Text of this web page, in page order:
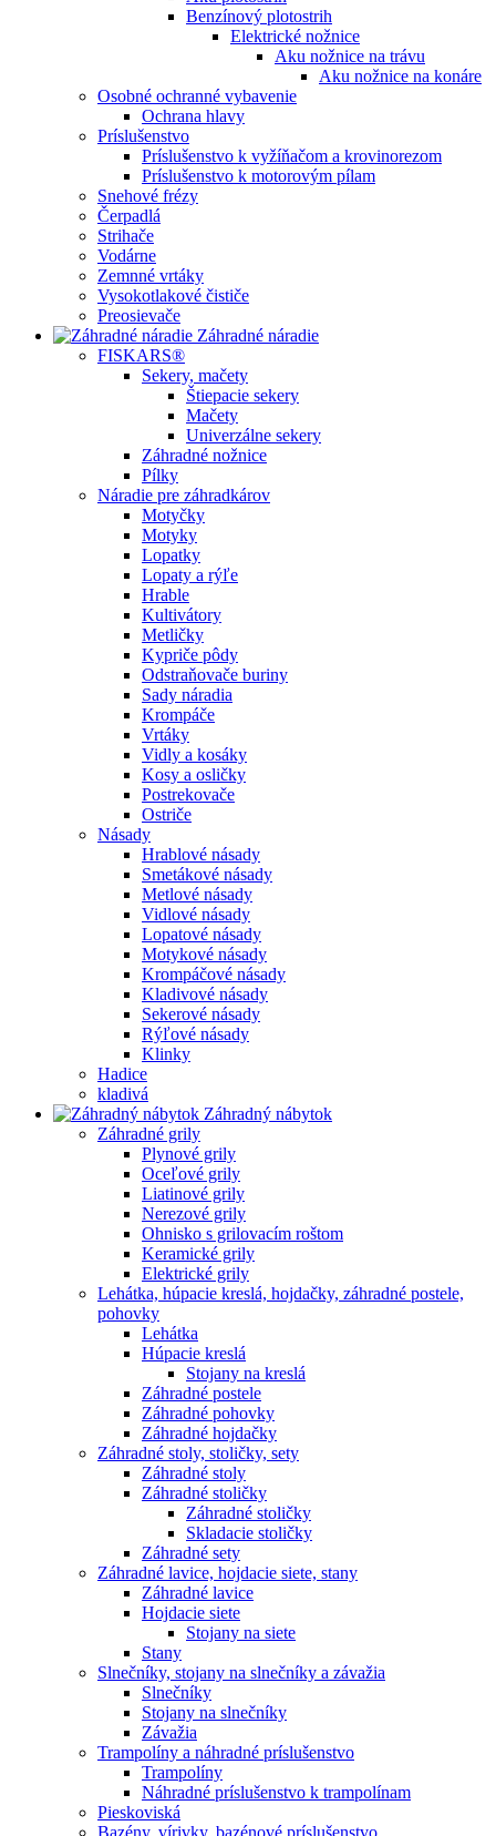
Benzínový plotostrih
Elektrické nožnice
Aku nožnice na trávu
Aku nožnice na konáre
Osobné ochranné vybavenie
Ochrana hlavy
Príslušenstvo
Príslušenstvo k vyžíňačom a krovinorezom
Príslušenstvo k motorovým pílam
Snehové frézy
Čerpadlá
Strihače
Vodárne
Zemnné vrtáky
Vysokotlakové čističe
Preosievače
Záhradné náradie
FISKARS®
Sekery, mačety
Štiepacie sekery
Mačety
Univerzálne sekery
Záhradné nožnice
Pílky
Náradie pre záhradkárov
Motyčky
Motyky
Lopatky
Lopaty a rýľe
Hrable
Kultivátory
Metličky
Kypriče pôdy
Odstraňovače buriny
Sady náradia
Krompáče
Vrtáky
Vidly a kosáky
Kosy a osličky
Postrekovače
Ostriče
Násady
Hrablové násady
Smetákové násady
Metlové násady
Vidlové násady
Lopatové násady
Motykové násady
Krompáčové násady
Kladivové násady
Sekerové násady
Rýľové násady
Klinky
Hadice
kladivá
Záhradný nábytok
Záhradné grily
Plynové grily
Oceľové grily
Liatinové grily
Nerezové grily
Ohnisko s grilovacím roštom
Keramické grily
Elektrické grily
Lehátka, húpacie kreslá, hojdačky, záhradné postele,
pohovky
Lehátka
Húpacie kreslá
Stojany na kreslá
Záhradné postele
Záhradné pohovky
Záhradné hojdačky
Záhradné stoly, stoličky, sety
Záhradné stoly
Záhradné stoličky
Záhradné stoličky
Skladacie stoličky
Záhradné sety
Záhradné lavice, hojdacie siete, stany
Záhradné lavice
Hojdacie siete
Stojany na siete
Stany
Slnečníky, stojany na slnečníky a závažia
Slnečníky
Stojany na slnečníky
Závažia
Trampolíny a náhradné príslušenstvo
Trampolíny
Náhradné príslušenstvo k trampolínam
Pieskoviská
Bazény, vírivky, bazénové príslušenstvo